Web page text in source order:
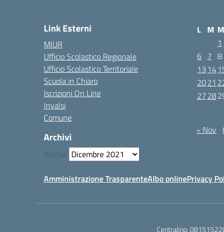
Link Esterni
MIUR
Ufficio Scolastico Regionale
Ufficio Scolastico Territoriale
Scuola in Chiaro
Iscrizioni On Line
Invalsi
Comune
Archivi
Archivi
L M M
1
6 7 8
13 14
2021
2728
« Nov
Amministrazione TrasparenteAlbo onlinePrivacy
Centralino: